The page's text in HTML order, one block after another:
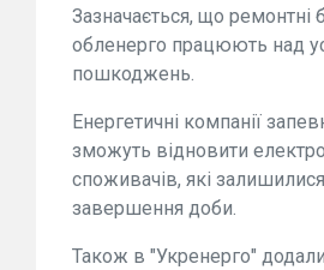
Зазначається, що ремонтні
обленерго працюють над
пошкоджень.
Енергетичні компанії
зможуть відновити
споживачів, які
завершення доби.
Також в "Укренерго"